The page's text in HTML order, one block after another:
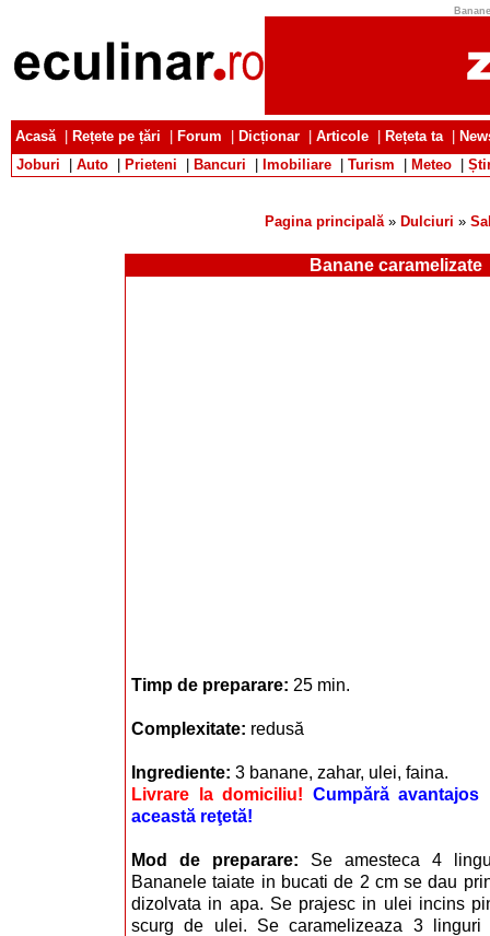
Acasă| Rețete pe țări Forum Dicționar Articole Rețeta ta|
Joburi
Auto Prieteni Bancuri Imobiliare Turism Meteo
Pagina principală» Dulciuri »
Banane caramelizate
Timp de preparare: 25 min.
Complexitate: redusă
Ingrediente: 3 banane, zahar, ulei, faina.
Livrare la domiciliu! Cumpără avantajos
această reţetă!
Mod de preparare: Se amesteca 4
Bananele taiate in bucati de 2 cm se dau
dizolvata in apa. Se prajesc in ulei incins
scurg de ulei. Se caramelizeaza 3 linguri